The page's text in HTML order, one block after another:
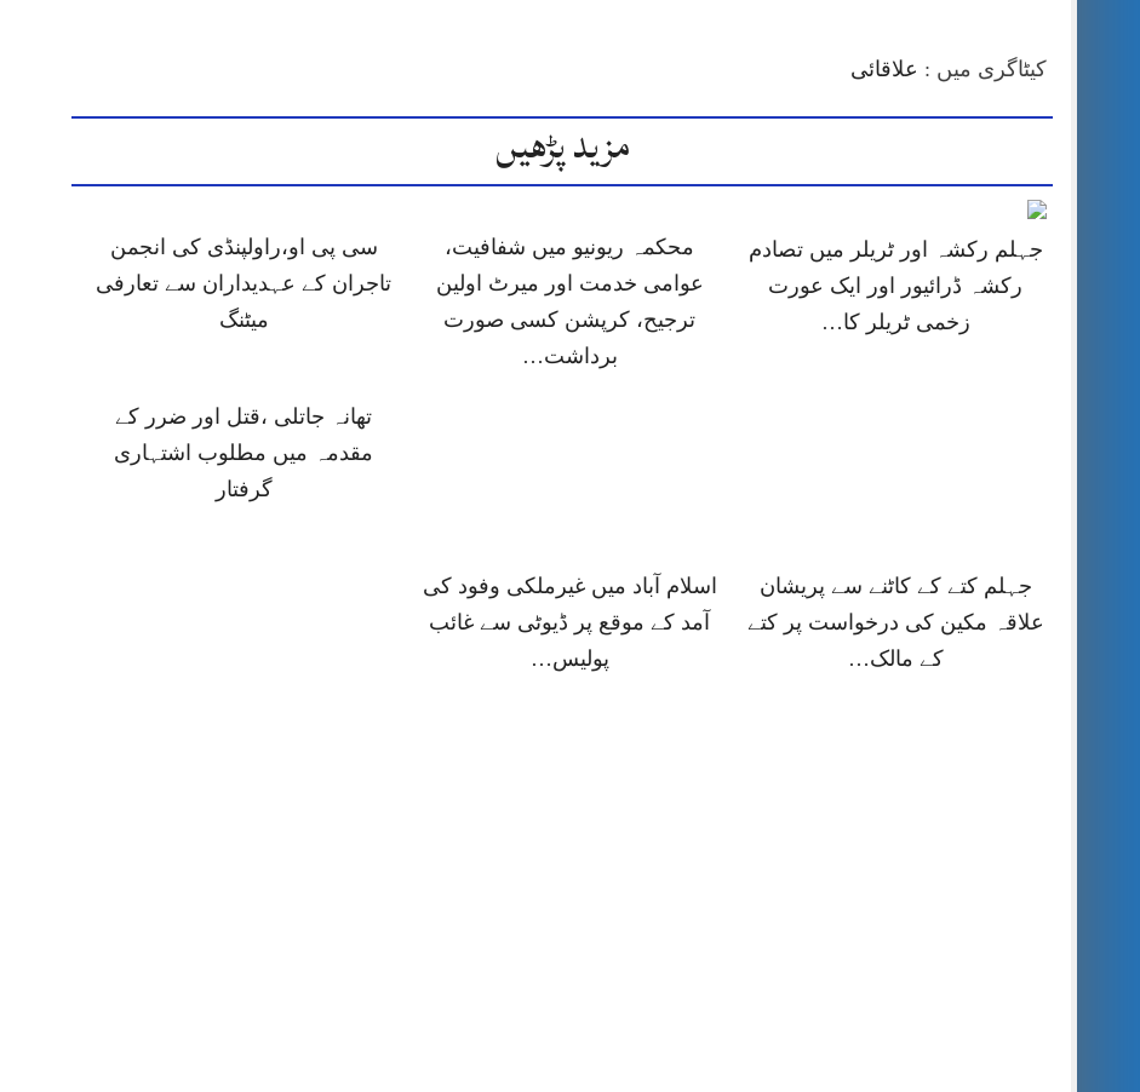
کیٹاگری میں : علاقائی
مزید پڑھیں
جہلم رکشہ اور ٹریلر میں تصادم
رکشہ ڈرائیور اور ایک عورت
زخمی ٹریلر کا…
محکمہ ریونیو میں شفافیت،
عوامی خدمت اور میرٹ اولین
ترجیح، کرپشن کسی صورت
برداشت…
سی پی او،راولپنڈی کی انجمن
تاجران کے عہدیداران سے تعارفی
میٹنگ
تھانہ جاتلی ،قتل اور ضرر کے
مقدمہ میں مطلوب اشتہاری
گرفتار
جہلم کتے کے کاٹنے سے پریشان
علاقہ مکین کی درخواست پر کتے
کے مالک…
اسلام آباد میں غیرملکی وفود کی
آمد کے موقع پر ڈیوٹی سے غائب
پولیس…